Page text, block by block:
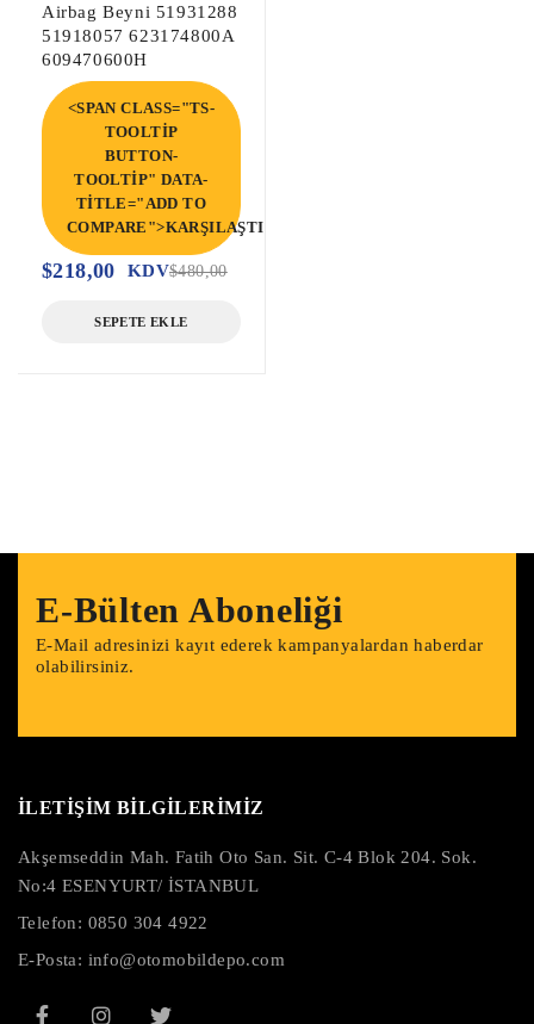
Airbag Beyni 51931288
51918057 623174800A
609470600H
<SPAN CLASS="TS-
TOOLTIP
BUTTON-
TOOLTIP" DATA-
TITLE="ADD TO
COMPARE">KARŞILAŞTIR</SPAN>
$480,00
$218,00 KDV
SEPETE EKLE
E-Bülten Aboneliği
E-Mail adresinizi kayıt ederek kampanyalardan haberdar
olabilirsiniz.
İLETİŞİM BİLGİLERİMİZ
Akşemseddin Mah. Fatih Oto San. Sit. C-4 Blok 204. Sok.
No:4 ESENYURT/ İSTANBUL
Telefon: 0850 304 4922
E-Posta: info@otomobildepo.com